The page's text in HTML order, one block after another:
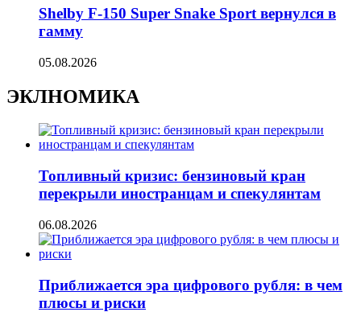
Shelby F-150 Super Snake Sport вернулся в
гамму
05.08.2026
ЭКЛНОМИКА
Топливный кризис: бензиновый кран
перекрыли иностранцам и спекулянтам
06.08.2026
Приближается эра цифрового рубля: в чем
плюсы и риски